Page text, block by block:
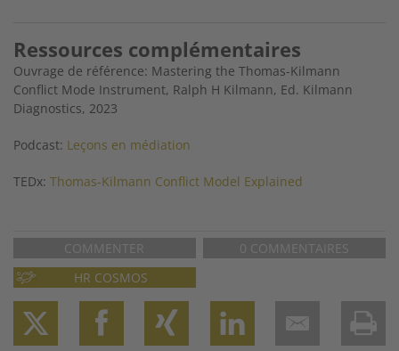
Ressources complémentaires
Ouvrage de référence: Mastering the Thomas-Kilmann
Conflict Mode Instrument, Ralph H Kilmann, Ed. Kilmann
Diagnostics, 2023
Podcast: Leçons en médiation
TEDx: Thomas-Kilmann Conflict Model Explained
COMMENTER
0 COMMENTAIRES
HR COSMOS